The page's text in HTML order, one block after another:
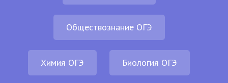
Обществознание ОГЭ
Химия ОГЭ Биология ОГЭ